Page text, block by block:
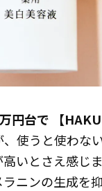
台で 【HAKU
、使うと使わ
いとさえ感じ
ニンの生成を